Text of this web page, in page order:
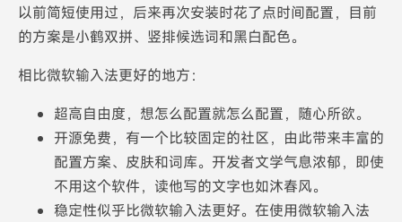
以前简短使用过，后来再次安装时花了点时间配置，目前
的方案是小鹤双拼、竖排候选词和黑白配色。
相比微软输入法更好的地方：
超高自由度，想怎么配置就怎么配置，随心所欲。
开源免费，有一个比较固定的社区，由此带来丰富的
配置方案、皮肤和词库。开发者文学气息浓郁，即使
不用这个软件，读他写的文字也如沐春风。
稳定性似乎比微软输入法更好。在使用微软输入法